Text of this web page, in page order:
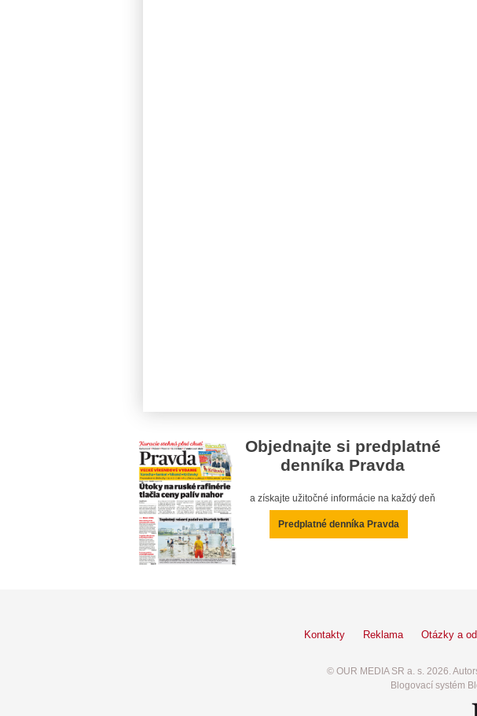
Objednajte si predplatné
denníka Pravda
a získajte užitočné informácie na každý deň
Predplatné denníka Pravda
Kontakty Reklama Otázky a
© OUR MEDIA SR a. s. 2026.
Blogovací systém